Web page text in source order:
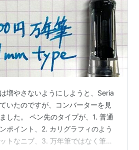
増やさないようにしようと、Seria
いたのですが、コンバーターを見
した。 ペン先のタイプが、1. 普通
ポイント、2. カリグラフィのよう
トなニブ、3. 万年筆ではなく筆ペ